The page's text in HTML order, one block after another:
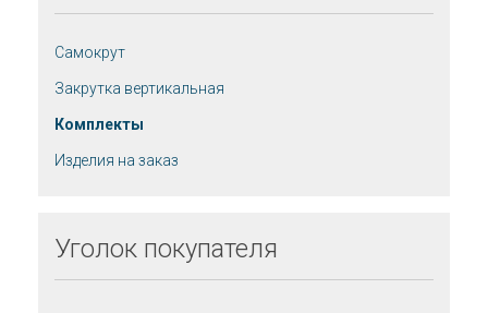
Самокрут
Закрутка вертикальная
Комплекты
Изделия на заказ
Уголок покупателя